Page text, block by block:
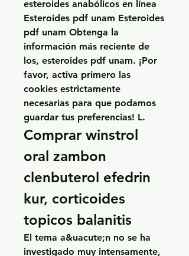
esteroides anabólicos en línea
Esteroides pdf unam Esteroides
pdf unam Obtenga la
información más reciente de
los, esteroides pdf unam. ¡Por
favor, activa primero las
cookies estrictamente
necesarias para que podamos
guardar tus preferencias! L.
Comprar winstrol
oral zambon
clenbuterol efedrin
kur, corticoides
topicos balanitis
El tema a&uacute;n no se ha
investigado muy intensamente,